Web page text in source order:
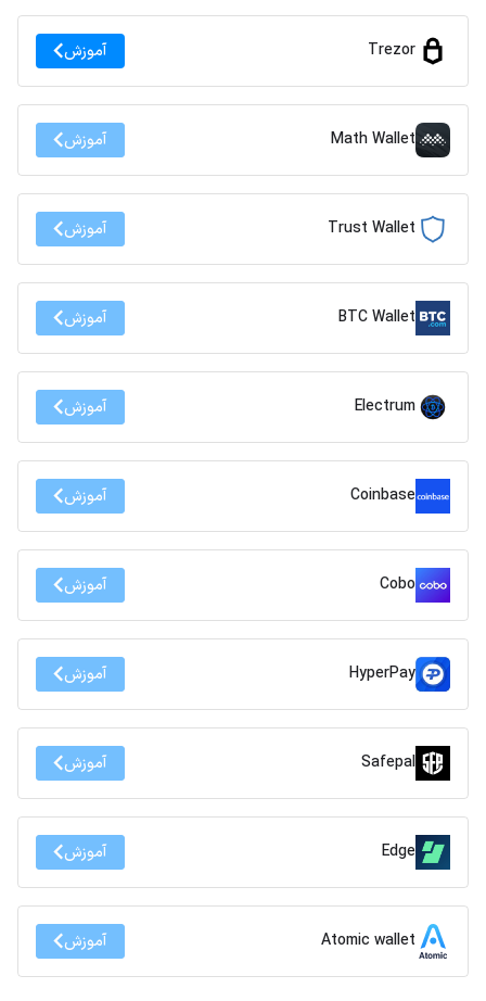
Trezor آموزش
Math Wallet آموزش
Trust Wallet آموزش
BTC Wallet آموزش
Electrum آموزش
Coinbase آموزش
Cobo آموزش
HyperPay آموزش
Safepal آموزش
Edge آموزش
Atomic wallet آموزش